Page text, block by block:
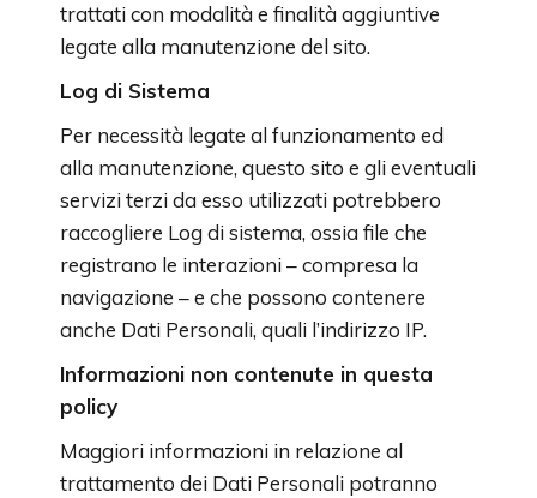
trattati con modalità e finalità aggiuntive
legate alla manutenzione del sito.
Log di Sistema
Per necessità legate al funzionamento ed
alla manutenzione, questo sito e gli eventuali
servizi terzi da esso utilizzati potrebbero
raccogliere Log di sistema, ossia file che
registrano le interazioni – compresa la
navigazione – e che possono contenere
anche Dati Personali, quali l’indirizzo IP.
Informazioni non contenute in questa
policy
Maggiori informazioni in relazione al
trattamento dei Dati Personali potranno